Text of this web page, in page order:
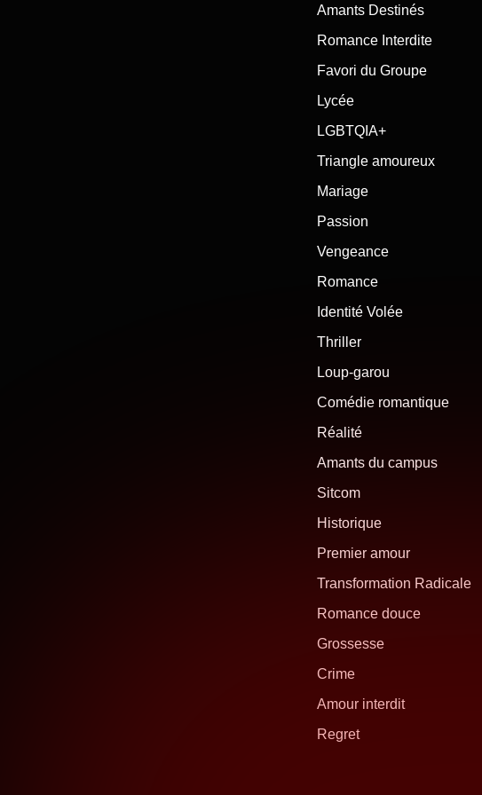
Amants Destinés
Romance Interdite
Favori du Groupe
Lycée
LGBTQIA+
Triangle amoureux
Mariage
Passion
Vengeance
Romance
Identité Volée
Thriller
Loup-garou
Comédie romantique
Réalité
Amants du campus
Sitcom
Historique
Premier amour
Transformation Radicale
Romance douce
Grossesse
Crime
Amour interdit
Regret